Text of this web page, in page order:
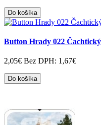
Do košíka
Button Hrady 022
2,05€ Bez DPH: 1,67€
Do košíka